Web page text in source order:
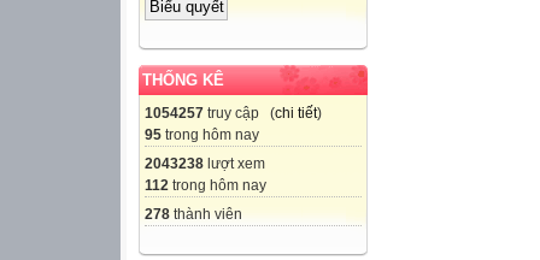
THỐNG KÊ
1054257 truy cập (chi tiết)
95 trong hôm nay
2043238 lượt xem
112 trong hôm nay
278 thành viên